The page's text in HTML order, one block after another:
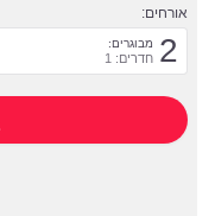
אורחים:
2 מבוגרים:
חדרים: 1